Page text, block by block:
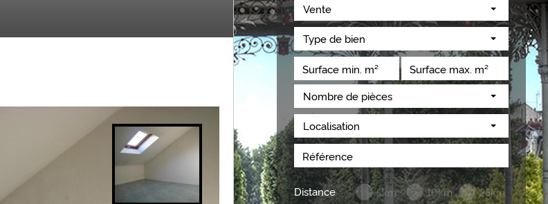
Vente
Type de bien
Nombre de pièces
Localisation
Distance 5km 10km 25km